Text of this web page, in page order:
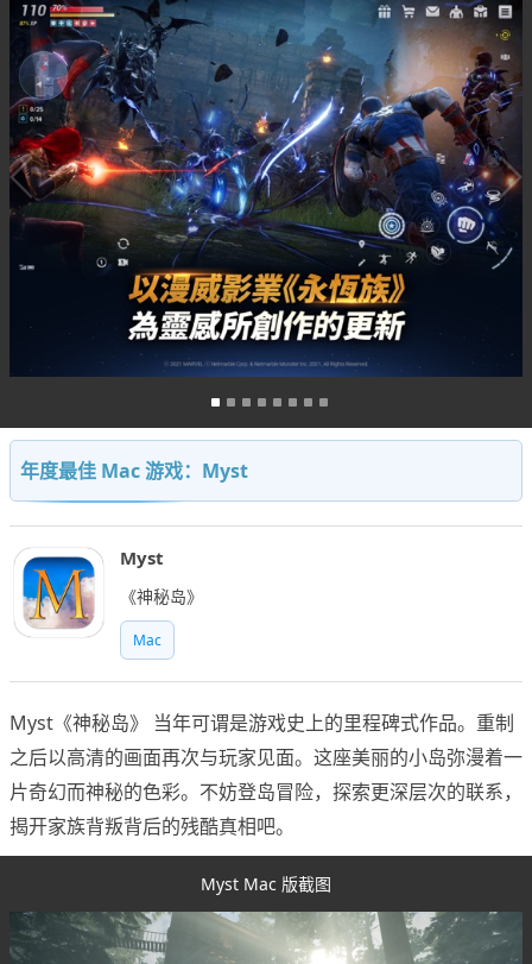
年度最佳 Mac 游戏：Myst
Myst
《神秘岛》
Mac
Myst《神秘岛》 当年可谓是游戏史上的里程碑式作品。重制
之后以高清的画面再次与玩家见面。这座美丽的小岛弥漫着一
片奇幻而神秘的色彩。不妨登岛冒险，探索更深层次的联系，
揭开家族背叛背后的残酷真相吧。
Myst Mac 版截图